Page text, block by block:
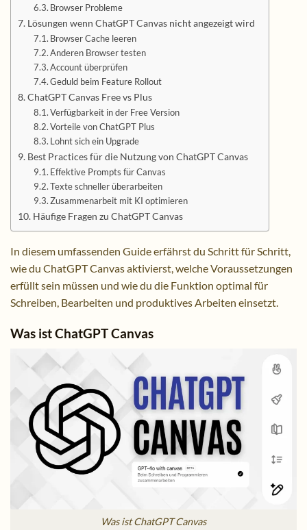
Browser Probleme
Lösungen wenn ChatGPT Canvas nicht angezeigt wird
Browser Cache leeren
Anderen Browser testen
Account überprüfen
Geduld beim Feature Rollout
ChatGPT Canvas Free vs Plus
Verfügbarkeit in der Free Version
Vorteile von ChatGPT Plus
Lohnt sich ein Upgrade
Best Practices für die Nutzung von ChatGPT Canvas
Effektive Prompts für Canvas
Texte schneller überarbeiten
Zusammenarbeit mit KI optimieren
Häufige Fragen zu ChatGPT Canvas
In diesem umfassenden Guide erfährst du Schritt für Schritt,
wie du ChatGPT Canvas aktivierst, welche Voraussetzungen
erfüllt sein müssen und wie du die Funktion optimal für
Schreiben, Bearbeiten und produktives Arbeiten einsetzt.
Was ist ChatGPT Canvas
Was ist ChatGPT Canvas